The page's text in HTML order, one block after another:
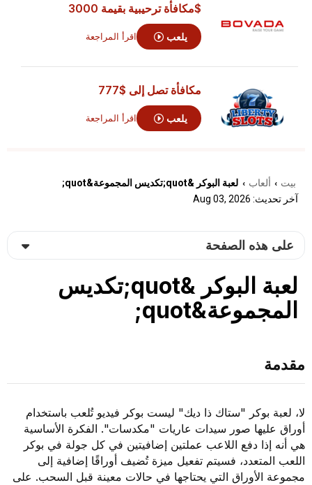
$مكافأة ترحيبية بقيمة 3000
يلعب اقرأ المراجعة
مكافأة تصل إلى$777
يلعب اقرأ المراجعة
بيت › ألعاب › لعبة البوكر &quot;تكديس المجموعة&quot;
آخر تحديث: Aug 03, 2026
على هذه الصفحة
لعبة البوكر &quot;تكديس
المجموعة&quot;
مقدمة
لا، لعبة بوكر "ستاك ذا ديك" ليست بوكر فيديو تُلعب باستخدام
أوراق عليها صور سيدات عاريات "مكدسات". الفكرة الأساسية
هي أنه إذا دفع اللاعب عملتين إضافيتين في كل جولة في بوكر
اللعب المتعدد، فسيتم تفعيل ميزة تُضيف أوراقًا إضافية إلى
مجموعة الأوراق التي يحتاجها في حالات معينة قبل السحب. على